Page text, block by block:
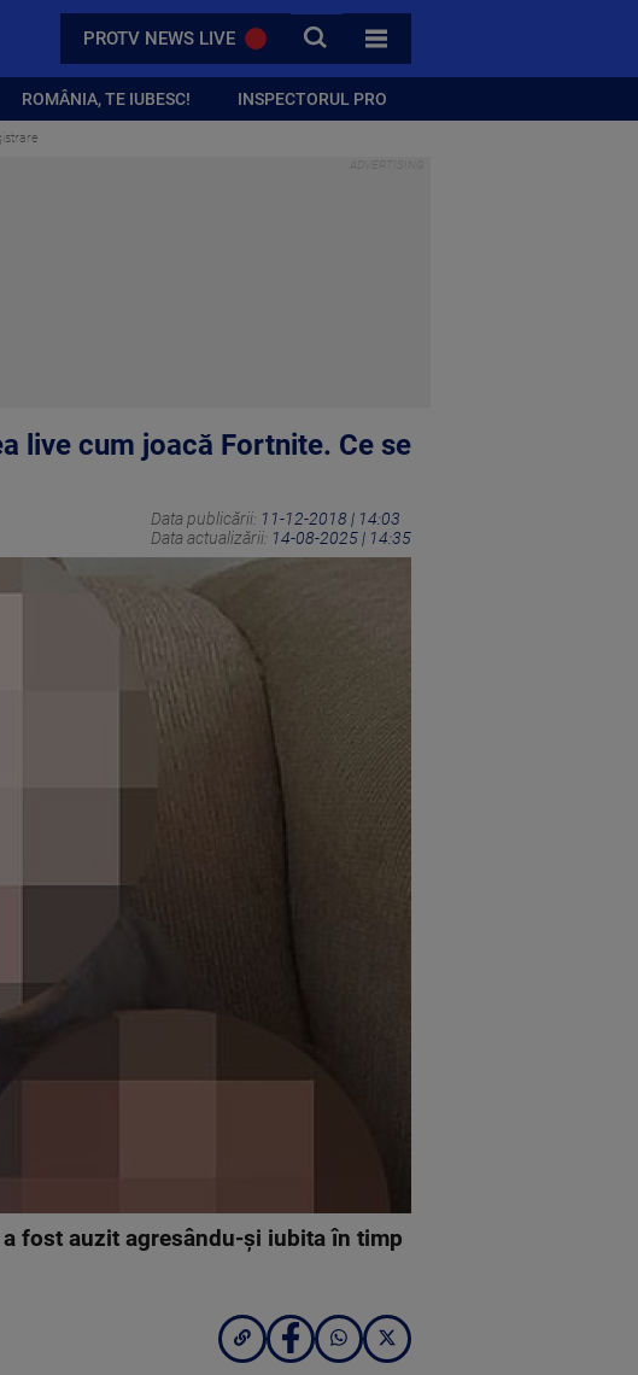
PROTV NEWS LIVE CAUTA
TOATE CATEGORIILE
ROMÂNIA, TE IUBESC! INSPECTORUL PRO
live cum joacă Fortnite. Ce se
Data publicării: 11-12-2018 | 14:03
Data actualizării: 14-08-2025 | 14:35
fost auzit agresându-și iubita în timp